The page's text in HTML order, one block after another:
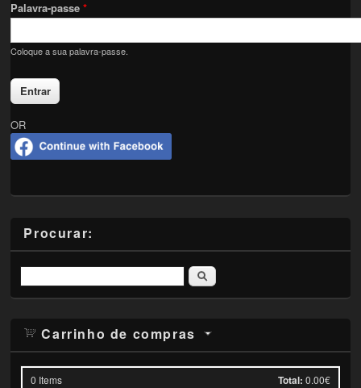
Palavra-passe*
Coloque a sua palavra-passe.
OR
Procurar:
Pesquisar
Carrinho de compras
0 Items Total: 0.00€